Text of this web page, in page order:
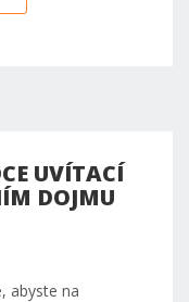
UVÍTACÍ
DOJMU
abyste na